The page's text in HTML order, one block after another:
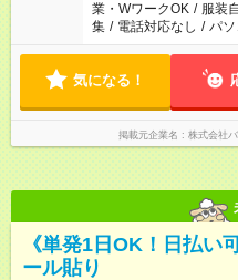
業・WワークOK / 服装
集 / 電話対応なし / パ
気になる！
掲載元企業名 株式会社
《単発1日OK！日払い
ール貼り